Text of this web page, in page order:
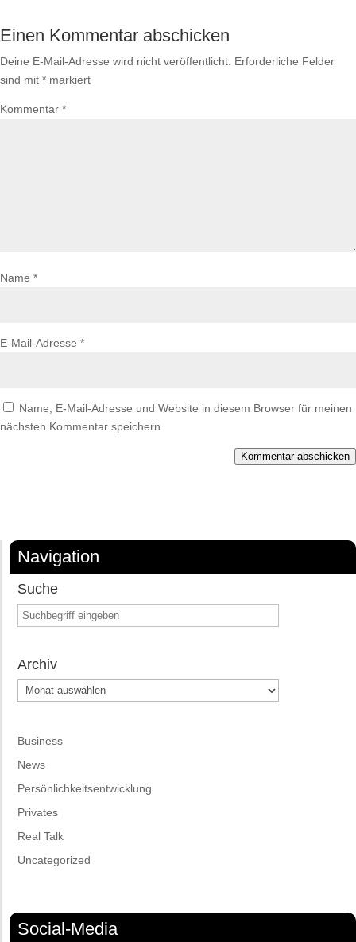
Einen Kommentar abschicken
Deine E-Mail-Adresse wird nicht veröffentlicht. Erforderliche Felder
sind mit * markiert
Kommentar *
Name *
E-Mail-Adresse *
Name, E-Mail-Adresse und Website in diesem Browser für meinen
nächsten Kommentar speichern.
Kommentar abschicken
Navigation
Suche
Archiv
Archiv
Business
News
Persönlichkeitsentwicklung
Privates
Real Talk
Uncategorized
Social-Media